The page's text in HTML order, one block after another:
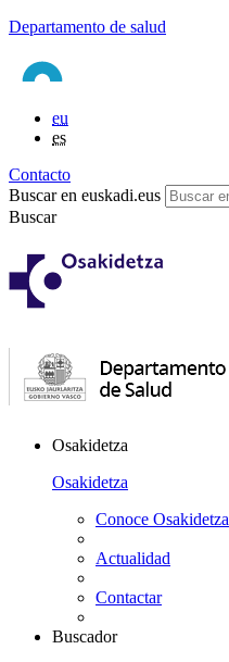
Departamento de salud
eu
es
Contacto
Buscar en euskadi.eus
Buscar
Osakidetza
Osakidetza
Conoce Osakidetza
Actualidad
Contactar
Buscador